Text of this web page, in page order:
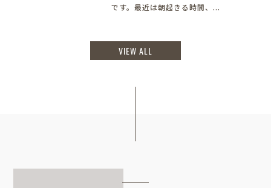
です。最近は朝起きる時間、...
VIEW ALL